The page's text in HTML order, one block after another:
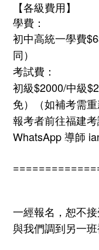
【各級費用】
學費：
初中高統一學費
同）
考試費：
初級$2000/中級
免）（如補考需重
報考者前往福建
WhatsApp 導師
一經報名，恕不
與我們調到另一班